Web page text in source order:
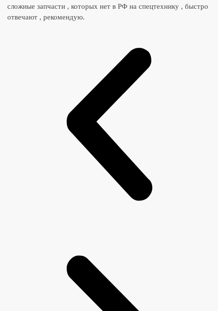
сложные запчасти , которых нет в РФ на спецтехнику , быстро
отвечают , рекомендую.